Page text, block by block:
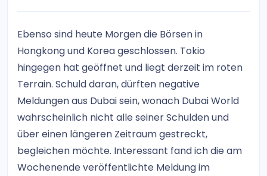
Ebenso sind heute Morgen die Börsen in
Hongkong und Korea geschlossen. Tokio
hingegen hat geöffnet und liegt derzeit im roten
Terrain. Schuld daran, dürften negative
Meldungen aus Dubai sein, wonach Dubai World
wahrscheinlich nicht alle seiner Schulden und
über einen längeren Zeitraum gestreckt,
begleichen möchte. Interessant fand ich die am
Wochenende veröffentlichte Meldung im